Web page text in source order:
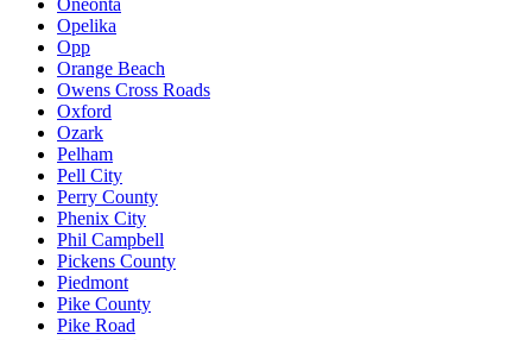
Opelika
Opp
Orange Beach
Owens Cross Roads
Oxford
Ozark
Pelham
Pell City
Perry County
Phenix City
Phil Campbell
Pickens County
Piedmont
Pike County
Pike Road